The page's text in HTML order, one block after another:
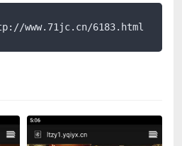
www.71jc.cn/6183.html